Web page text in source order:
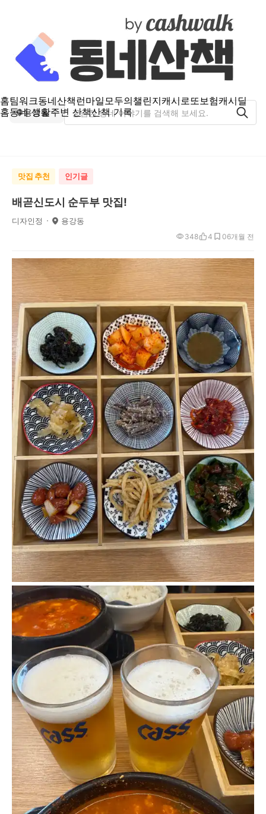
홈팀워크동네산책런마일모두의챌린지캐시로또보험캐시딜
홈동네 생활주변 산책산책 기록
용강동
맛집 추천 인기글
배곧신도시 순두부 맛집!
디자인정 용강동
6개월 전
348 4 0